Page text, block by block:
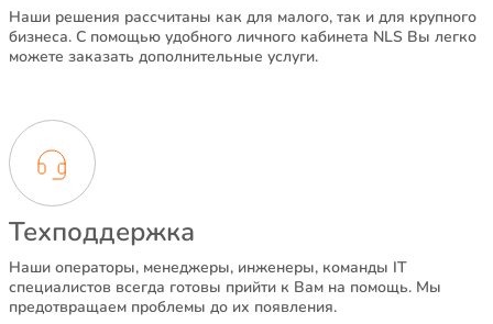
Наши решения рассчитаны как для малого, так и для крупного
бизнеса. С помощью удобного личного кабинета NLS Вы легко
можете заказать дополнительные услуги.
Техподдержка
Наши операторы, менеджеры, инженеры, команды IT
специалистов всегда готовы прийти к Вам на помощь. Мы
предотвращаем проблемы до их появления.